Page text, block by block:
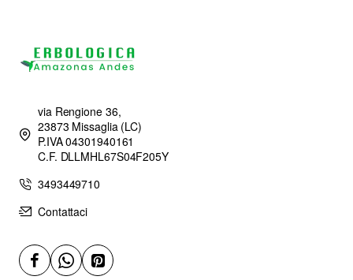
via Rengione 36,
23873 Missaglia (LC)
P.IVA 04301940161
C.F. DLLMHL67S04F205Y
3493449710
Contattaci